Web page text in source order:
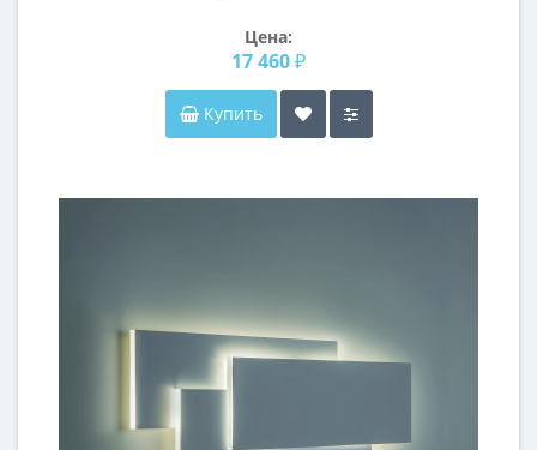
Цена:
17 460 ₽
Купить